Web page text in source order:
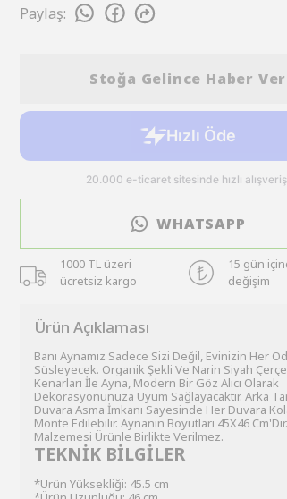
Paylaş:
Stoğa Gelince Haber Ver
WHATSAPP
1000 TL üzeri
ücretsiz kargo
15 gün
değişim
Ürün Açıklaması
Banı Aynamız Sadece Sizi Değil, Evinizin Her
Süsleyecek. Organik Şekli Ve Narin Siyah
Kenarları İle Ayna, Modern Bir Göz Alıcı Olarak
Dekorasyonunuza Uyum Sağlayacaktır. Arka
Duvara Asma İmkanı Sayesinde Her Duvara
Monte Edilebilir. Aynanın Boyutları 45X46
Malzemesi Ürünle Birlikte Verilmez.
TEKNİK BİLGİLER
*Ürün Yüksekliği: 45.5 cm